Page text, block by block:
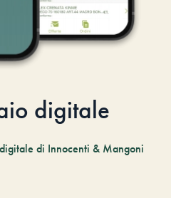
digitale
di Innocenti & Mangoni